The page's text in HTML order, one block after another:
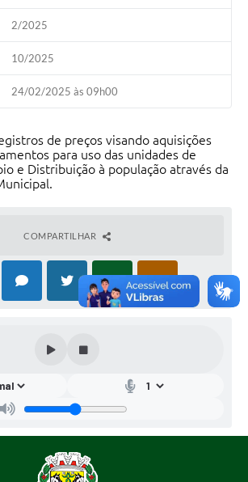
2/2025
10/2025
24/02/2025 às 09h00
de preços visando aquisições
para uso das unidades de
e Distribuição à população através da
COMPARTILHAR